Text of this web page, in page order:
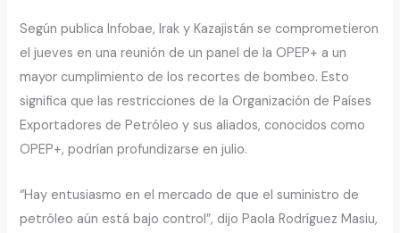
Según publica Infobae, Irak y Kazajistán se comprometieron
el jueves en una reunión de un panel de la OPEP+ a un
mayor cumplimiento de los recortes de bombeo. Esto
significa que las restricciones de la Organización de Países
Exportadores de Petróleo y sus aliados, conocidos como
OPEP+, podrían profundizarse en julio.
“Hay entusiasmo en el mercado de que el suministro de
petróleo aún está bajo control”, dijo Paola Rodríguez Masiu,